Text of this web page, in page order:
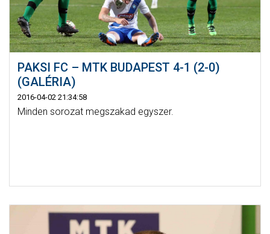
PAKSI FC – MTK BUDAPEST 4-1 (2-0)
(GALÉRIA)
2016-04-02 21:34:58
Minden sorozat megszakad egyszer.